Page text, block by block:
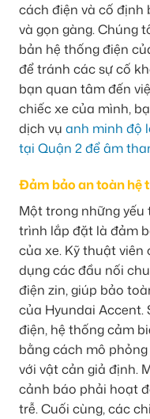
cách điện và cố định
và gọn gàng. Chúng
bản hệ thống điện
để tránh các sự cố
bạn quan tâm đến
chiếc xe của mình,
dịch vụ anh minh độ
tại Quận 2 để âm
Đảm bảo an toàn hệ
Một trong những
trình lắp đặt là đảm
của xe. Kỹ thuật
dụng các đầu nối
điện zin, giúp bảo
của Hyundai Accent.
điện, hệ thống cảm
bằng cách mô
với vật cản giả định.
cảnh báo phải hoạt
trễ. Cuối cùng, các